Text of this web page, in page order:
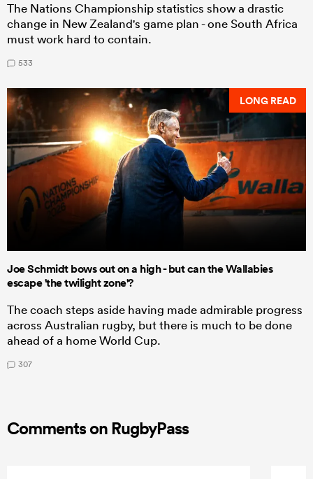
The Nations Championship statistics show a drastic
change in New Zealand's game plan - one South Africa
must work hard to contain.
533
LONG READ
Joe Schmidt bows out on a high - but can the Wallabies
escape 'the twilight zone'?
The coach steps aside having made admirable progress
across Australian rugby, but there is much to be done
ahead of a home World Cup.
307
Comments on RugbyPass